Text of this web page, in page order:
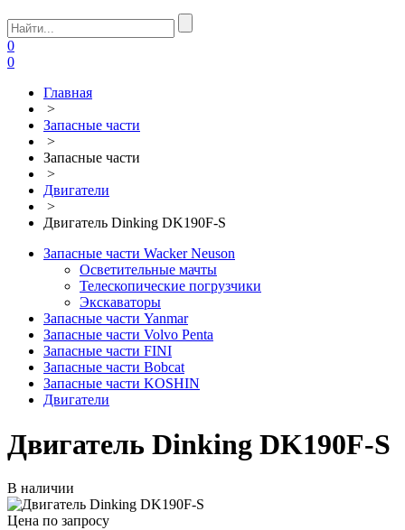
0
0
Главная
>
Запасные части
>
Запасные части
>
Двигатели
>
Двигатель Dinking DK190F-S
Запасные части Wacker Neuson
Осветительные мачты
Телескопические погрузчики
Экскаваторы
Запасные части Yanmar
Запасные части Volvo Penta
Запасные части FINI
Запасные части Bobcat
Запасные части KOSHIN
Двигатели
Двигатель Dinking DK190F-S
В наличии
Цена по запросу